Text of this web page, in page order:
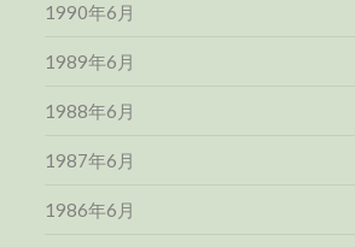
1990年6月
1989年6月
1988年6月
1987年6月
1986年6月